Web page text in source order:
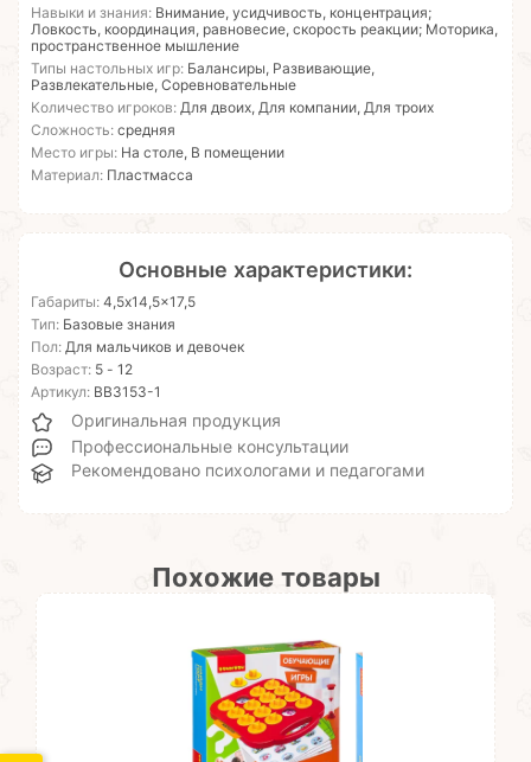
Навыки и знания: Внимание, усидчивость, концентрация;
Ловкость, координация, равновесие, скорость реакции; Моторика,
пространственное мышление
Типы настольных игр: Балансиры, Развивающие,
Развлекательные, Соревновательные
Количество игроков: Для двоих, Для компании, Для троих
Сложность: средняя
Место игры: На столе, В помещении
Материал: Пластмасса
Основные характеристики:
Габариты: 4,5x14,5x17,5
Тип: Базовые знания
Пол: Для мальчиков и девочек
Возраст: 5 - 12
Артикул: ВВ3153-1
Оригинальная продукция
Профессиональные консультации
Рекомендовано психологами и педагогами
Похожие товары